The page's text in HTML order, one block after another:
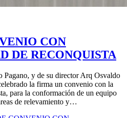
CON
DE RECONQUISTA
Pagano, y de su director Arq Osvaldo
la firma un convenio con la
para la conformación de un equipo
de relevamiento y…